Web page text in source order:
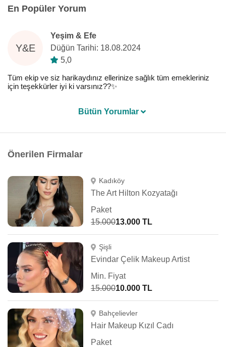
En Popüler Yorum
Y&E
Yeşim & Efe
Düğün Tarihi: 18.08.2024
5,0
Tüm ekip ve siz harikaydınız ellerinize sağlık tüm emekleriniz
için teşekkürler iyi ki varsınız??✨
Bütün Yorumlar
Önerilen Firmalar
Kadıköy
The Art Hilton Kozyatağı
Paket
15.00013.000 TL
Şişli
Evindar Çelik Makeup Artist
Min. Fiyat
15.00010.000 TL
Bahçelievler
Hair Makeup Kızıl Cadı
Paket